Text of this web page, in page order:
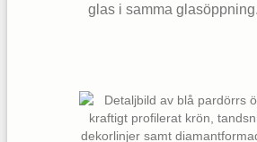
glas i samma glasöppning.